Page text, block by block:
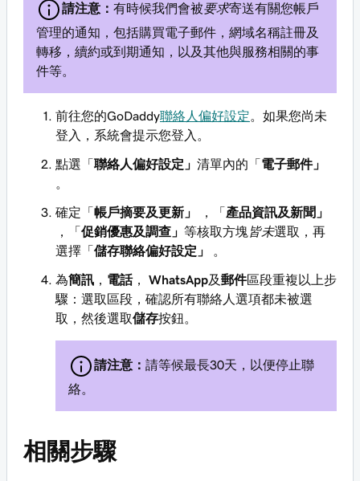
請注意： 有時候我們會被要求寄送有關您帳戶
管理的通知，包括購買電子郵件，網域名稱註冊及
轉移，續約或到期通知，以及其他與服務相關的事
件等。
前往您的GoDaddy聯絡人偏好設定 。如果您尚未
登入，系統會提示您登入。
點選「 聯絡人偏好設定」 清單內的「 電子郵件」
確定「 帳戶摘要及更新」 ，「 產品資訊及新聞」
，「 促銷優惠及調查」 等核取方塊 皆未選取，再
選擇「 儲存聯絡偏好設定」
為簡訊 電話， WhatsApp及郵件區段重複以上步
驟：選取區段，確認所有聯絡人選項都未被選
取，然後選取儲存按鈕。
請注意： 請等候最長30天，以便停止聯
絡。
相關步驟